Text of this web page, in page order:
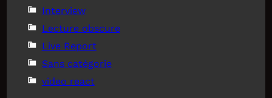
Interview
Lecture obscure
Live Report
Sans catégorie
video react